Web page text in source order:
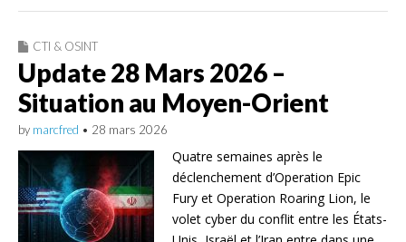
CTI & OSINT
Update 28 Mars 2026 –
Situation au Moyen-Orient
by marcfred • 28 mars 2026
Quatre semaines après le
déclenchement d’Operation Epic
Fury et Operation Roaring Lion, le
volet cyber du conflit entre les États-